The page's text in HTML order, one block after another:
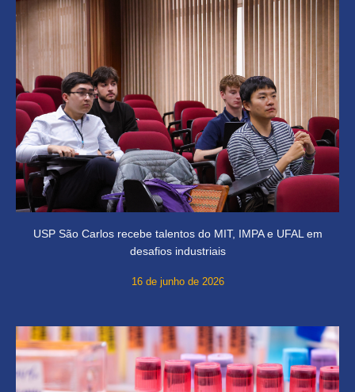
USP São Carlos recebe talentos do MIT, IMPA e UFAL em
desafios industriais
16 de junho de 2026